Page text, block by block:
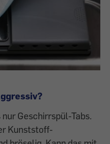
Geschirrspül-Tabs.
Kunststoff-